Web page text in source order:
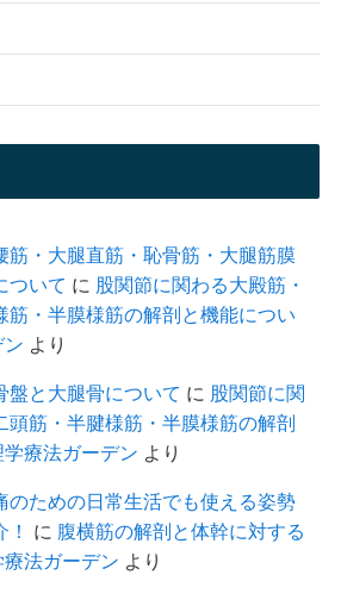
筋・大腿直筋・恥骨筋・大腿筋膜
ついて に 股関節に関わる大殿筋・
筋・半膜様筋の解剖と機能につい
ン より
盤と大腿骨について に 股関節に関
頭筋・半腱様筋・半膜様筋の解剖
療法ガーデン より
のための日常生活でも使える姿勢
に 腹横筋の解剖と体幹に対する
法ガーデン より